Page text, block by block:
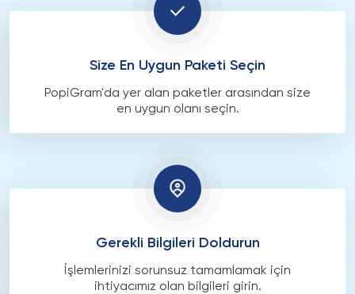
Size En Uygun Paketi Seçin
PopiGram'da yer alan paketler arasından size
en uygun olanı seçin.
Gerekli Bilgileri Doldurun
İşlemlerinizi sorunsuz tamamlamak için
ihtiyacımız olan bilgileri girin.